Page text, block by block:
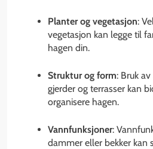
Planter og vegetasjon:
vegetasjon kan legge til
hagen din.
Struktur og form: Bruk
gjerder og terrasser kan
organisere hagen.
Vannfunksjoner:
dammer eller bekker kan